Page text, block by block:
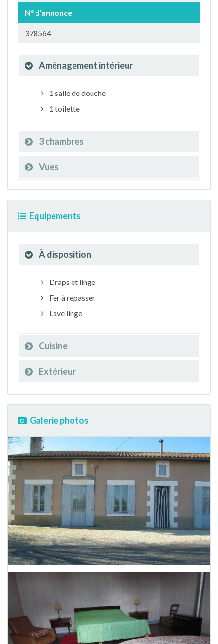
N° d'annonce
378564
Aménagement intérieur
1 salle de douche
1 toilette
3 chambres
Vues
Equipements
À disposition
Draps et linge
Fer à repasser
Lave linge
Cuisine
Extérieur
Galerie photos